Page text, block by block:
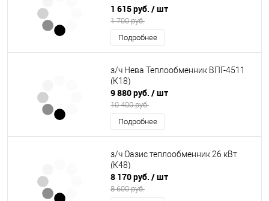
1 615 руб. / шт
1 700 руб.
Подробнее
з/ч Нева Теплообменник ВПГ-4511
(К18)
9 880 руб. / шт
10 400 руб.
Подробнее
з/ч Оазис теплообменник 26 кВт
(К48)
8 170 руб. / шт
8 600 руб.